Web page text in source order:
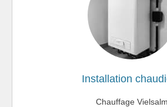
Installation
Chauffage Vielsalm